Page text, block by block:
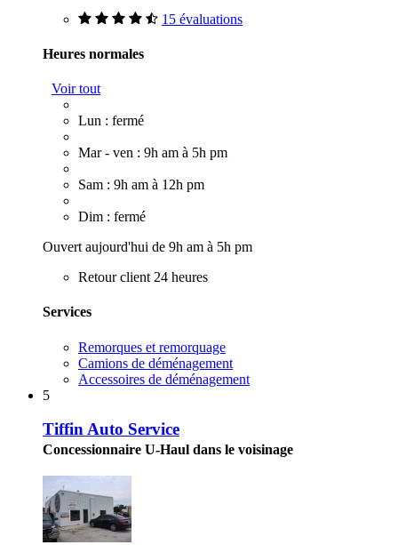
15 évaluations
Heures normales
Voir tout
Lun : fermé
Mar - ven : 9h am à 5h pm
Sam : 9h am à 12h pm
Dim : fermé
Ouvert aujourd'hui de 9h am à 5h pm
Retour client 24 heures
Services
Remorques et remorquage
Camions de déménagement
Accessoires de déménagement
5
Tiffin Auto Service
Concessionnaire U-Haul dans le voisinage